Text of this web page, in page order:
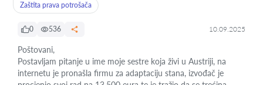
Zaštita prava potrošača
0 536 10.09.2025
Poštovani,
Postavljam pitanje u ime moje sestre koja živi u Austriji, na
internetu je pronašla firmu za adaptaciju stana, izvođač je